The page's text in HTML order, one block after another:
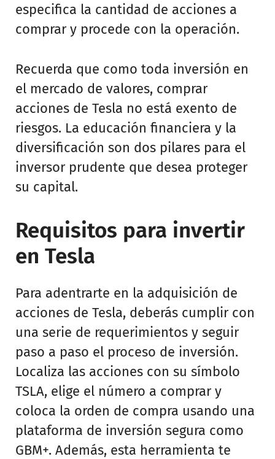
especifica la cantidad de acciones a
comprar y procede con la operación.
Recuerda que como toda inversión en
el mercado de valores, comprar
acciones de Tesla no está exento de
riesgos. La educación financiera y la
diversificación son dos pilares para el
inversor prudente que desea proteger
su capital.
Requisitos para invertir
en Tesla
Para adentrarte en la adquisición de
acciones de Tesla, deberás cumplir con
una serie de requerimientos y seguir
paso a paso el proceso de inversión.
Localiza las acciones con su símbolo
TSLA, elige el número a comprar y
coloca la orden de compra usando una
plataforma de inversión segura como
GBM+. Además, esta herramienta te